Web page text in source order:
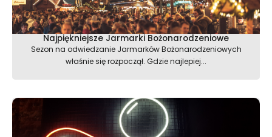
Najpiękniejsze Jarmarki Bożonarodzeniowe
Sezon na odwiedzanie Jarmarków Bożonarodzeniowych
właśnie się rozpoczął. Gdzie najlepiej...